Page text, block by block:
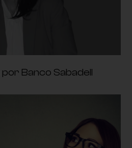
Banco Sabadell